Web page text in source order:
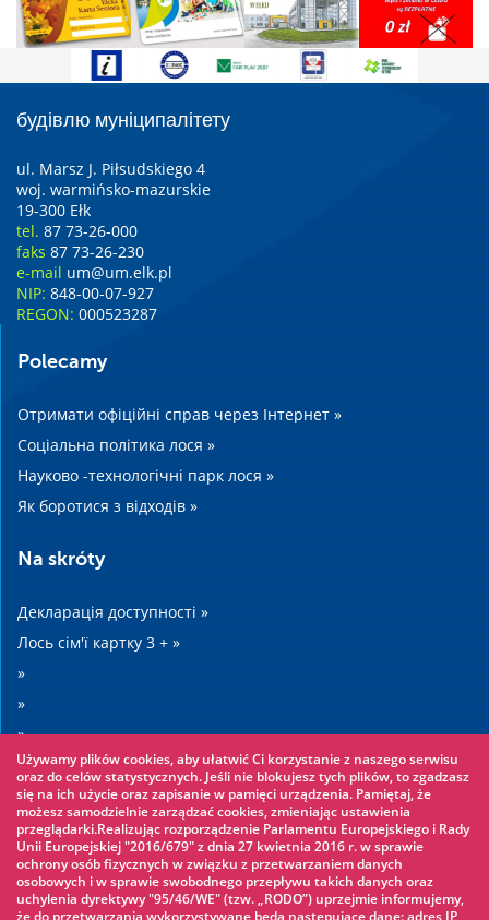
будівлю муніципалітету
ul. Marsz J. Piłsudskiego 4
woj. warmińsko-mazurskie
19-300 Ełk
tel. 87 73-26-000
faks 87 73-26-230
e-mail um@um.elk.pl
NIP: 848-00-07-927
REGON: 000523287
Polecamy
Отримати офіційні справ через Інтернет »
Соціальна політика лося »
Науково -технологічні парк лося »
Як боротися з відходів »
Na skróty
Декларація доступності »
Лось сім'ї картку 3 + »
»
»
»
»
Warto zobaczyć
Мотузяному парку »
Аквапарк »
Używamy plików cookies, aby ułatwić Ci korzystanie z naszego serwisu
oraz do celów statystycznych. Jeśli nie blokujesz tych plików, to zgadzasz
się na ich użycie oraz zapisanie w pamięci urządzenia. Pamiętaj, że
możesz samodzielnie zarządzać cookies, zmieniając ustawienia
przeglądarki.Realizując rozporządzenie Parlamentu Europejskiego i Rady
Unii Europejskiej "2016/679" z dnia 27 kwietnia 2016 r. w sprawie
ochrony osób fizycznych w związku z przetwarzaniem danych
osobowych i w sprawie swobodnego przepływu takich danych oraz
uchylenia dyrektywy "95/46/WE" (tzw. „RODO”) uprzejmie informujemy,
że do przetwarzania wykorzystywane będą następujące dane: adres IP